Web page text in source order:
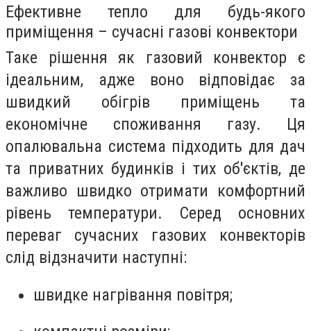
Ефективне тепло для будь-якого
приміщення – сучасні газові конвектори
Таке рішення як газовий конвектор є
ідеальним, адже воно відповідає за
швидкий обігрів приміщень та
економічне споживання газу. Ця
опалювальна система підходить для дач
та приватних будинків і тих об'єктів, де
важливо швидко отримати комфортний
рівень температури. Серед основних
переваг сучасних газових конвекторів
слід відзначити наступні:
швидке нагрівання повітря;